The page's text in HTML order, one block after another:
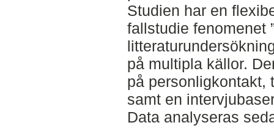
Studien har en
fallstudie fenomenet
på multipla källor.
på personligkontakt,
samt en
Data analyseras